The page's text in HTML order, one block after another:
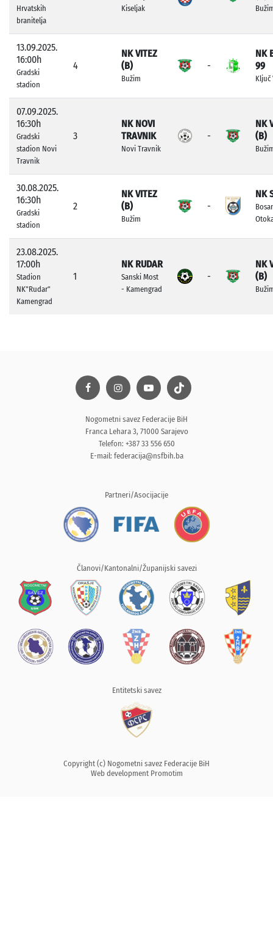
Hrvatskih
branitelja
Kiseljak
13.09.2025.
16:00h
Gradski
stadion
4
NK VITEZ
(B)
Bužim
-
NK
99
Ključ
07.09.2025.
16:30h
Gradski
stadion Novi
Travnik
3
NK NOVI
TRAVNIK
Novi Travnik
-
NK
(B)
30.08.2025.
16:30h
Gradski
stadion
2
NK VITEZ
(B)
Bužim
-
NK
23.08.2025.
17:00h
Stadion
NK"Rudar"
Kamengrad
1
NK RUDAR
Sanski Most
- Kamengrad
-
NK
(B)
Nogometni savez Federacije BiH
Franca Lehara 3, 71000 Sarajevo
Telefon: +387 33 556 650
E-mail: federacija@nsfbih.ba
Partneri/Asocijacije
Članovi/Kantonalni/Županijski savezi
Entitetski savez
Copyright (c) Nogometni savez Federacije BiH
Web development Promotim